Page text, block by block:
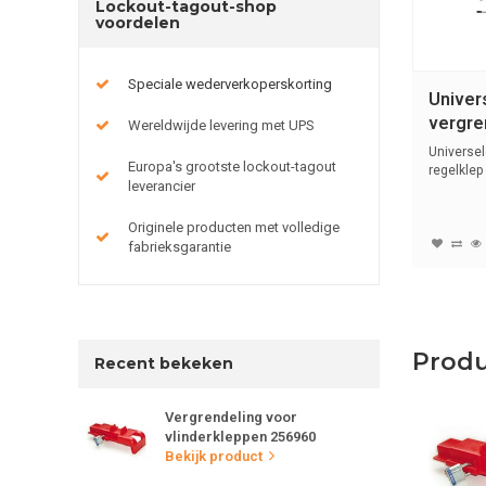
Lockout-tagout-shop
voordelen
Speciale wederverkoperskorting
Wereldwijde levering met UPS
Europa's grootste lockout-tagout
leverancier
Originele producten met volledige
fabrieksgarantie
Recent bekeken
Vergrendeling voor
vlinderkleppen 256960
Bekijk product
regelklep